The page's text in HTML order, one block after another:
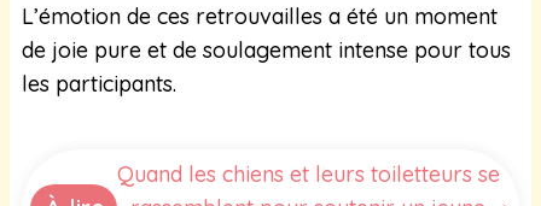
L’émotion de ces retrouvailles a été un moment
de joie pure et de soulagement intense pour tous
les participants.
Quand les chiens et leurs toiletteurs se